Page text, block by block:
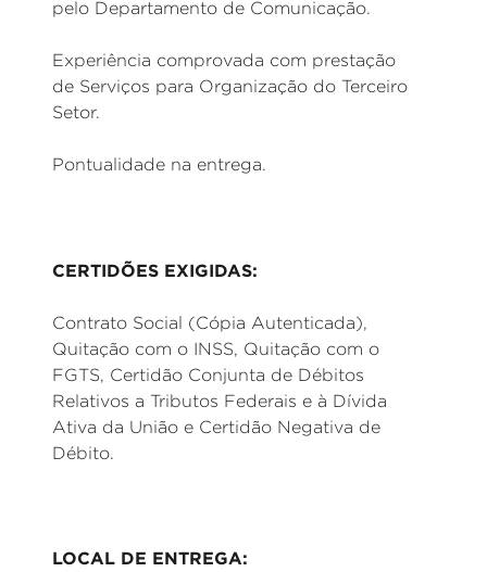
pelo Departamento de Comunicação.
Experiência comprovada com prestação
de Serviços para Organização do Terceiro
Setor.
Pontualidade na entrega.
CERTIDÕES EXIGIDAS:
Contrato Social (Cópia Autenticada),
Quitação com o INSS, Quitação com o
FGTS, Certidão Conjunta de Débitos
Relativos a Tributos Federais e à Dívida
Ativa da União e Certidão Negativa de
Débito.
LOCAL DE ENTREGA: